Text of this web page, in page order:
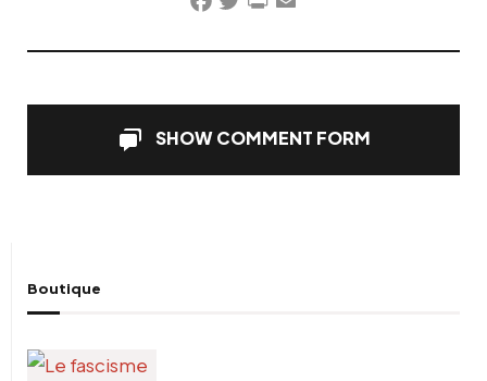
Facebook
TwitterPrintFriendly
Email
SHOW COMMENT FORM
Boutique